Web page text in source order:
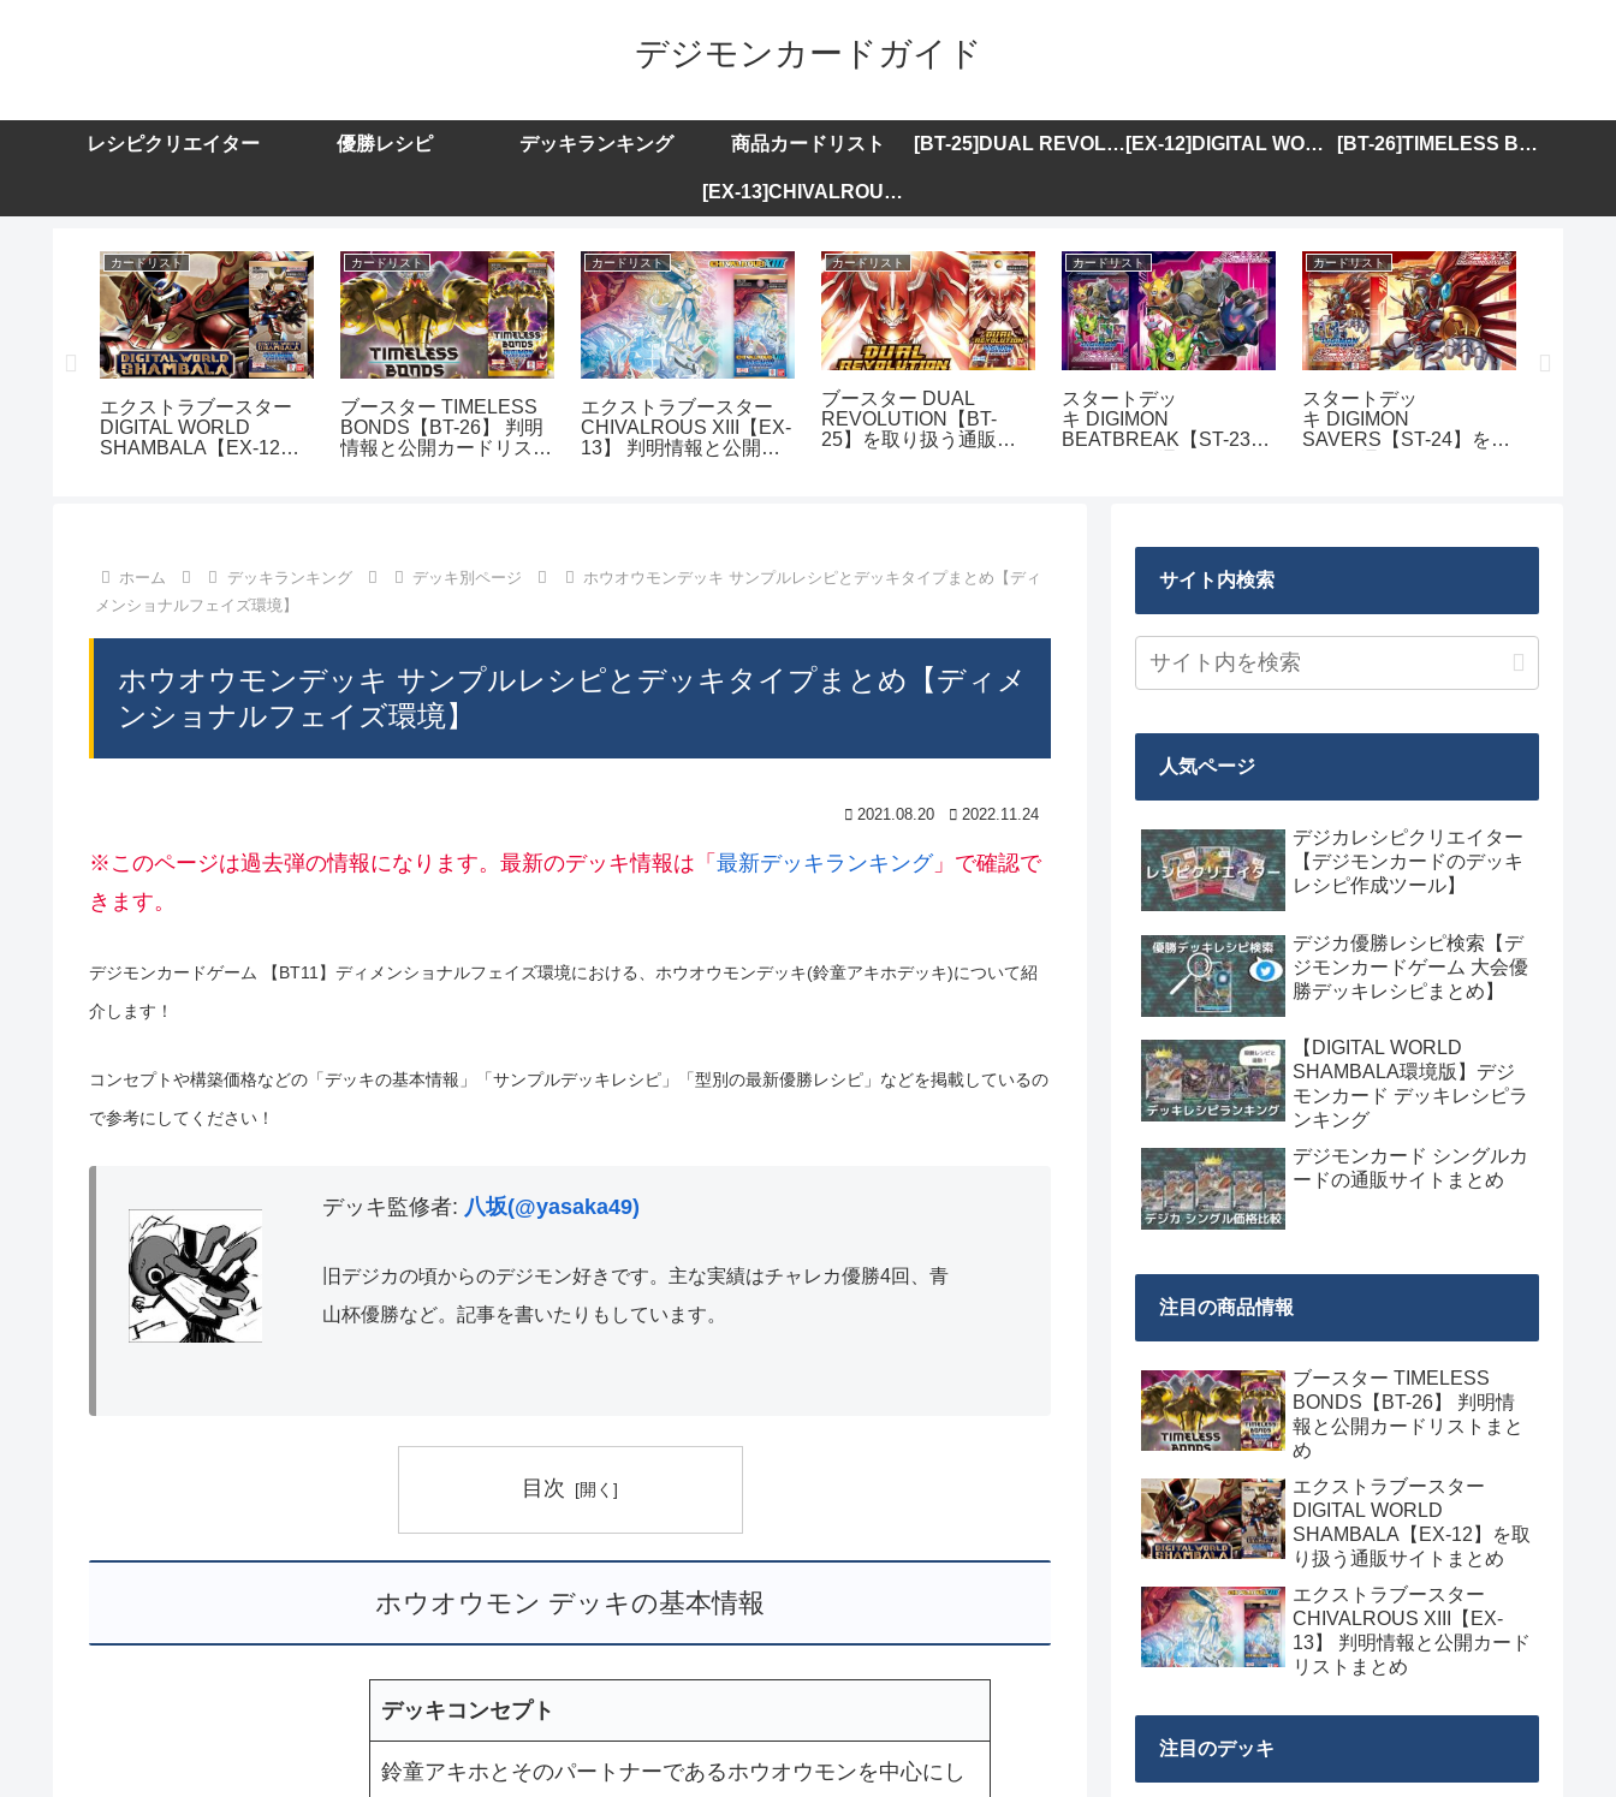
デジモンカードガイド
レシピクリエイター 優勝レシピ デッキランキング 商品カードリスト [BT-25]DUAL REVOLUTION [EX-12]DIGITAL WORLD SHAMBALA [BT-26]TIMELESS BONDS
[EX-13]CHIVALROUS XIII
カードリスト
エクストラブースター
DIGITAL WORLD
SHAMBALA【EX-12】
カードリスト
ブースター TIMELESS
BONDS【BT-26】 判明
情報と公開カードリスト
カードリスト
エクストラブースター
CHIVALROUS XIII【EX-
13】 判明情報と公開カ
カードリスト
ブースター DUAL
REVOLUTION【BT-
25】を取り扱う通販サ
カードリスト
スタートデッ
キ DIGIMON
BEATBREAK【ST-23】
カードリスト
スタートデッ
キ DIGIMON
SAVERS【ST-24】を取
ホーム デッキランキング デッキ別ページ
ホウオウモンデッキ サンプルレシピとデッキタイプまとめ【ディ
メンショナルフェイズ環境】
ホウオウモンデッキ サンプルレシピとデッキタイプまとめ【ディメ
ンショナルフェイズ環境】
2021.08.20 2022.11.24
※このページは過去弾の情報になります。最新のデッキ情報は「 最新デッキランキング」で確認で
きます。
デジモンカードゲーム 【BT11】ディメンショナルフェイズ環境における、ホウオウモンデッキ(鈴童アキホデッキ)について紹
介します！
コンセプトや構築価格などの「デッキの基本情報」「サンプルデッキレシピ」「型別の最新優勝レシピ」などを掲載しているの
で参考にしてください！
デッキ監修者: 八坂(@yasaka49)
旧デジカの頃からのデジモン好きです。主な実績はチャレカ優勝4回、青
山杯優勝など。記事を書いたりもしています。
目次
ホウオウモン デッキの基本情報
デッキコンセプト
鈴童アキホとそのパートナーであるホウオウモンを中心にし
サイト内検索
人気ページ
デジカレシピクリエイター
【デジモンカードのデッキ
レシピ作成ツール】
デジカ優勝レシピ検索【デ
ジモンカードゲーム 大会優
勝デッキレシピまとめ】
【DIGITAL WORLD
SHAMBALA環境版】デジ
モンカード デッキレシピラ
ンキング
デジモンカード シングルカ
ードの通販サイトまとめ
注目の商品情報
ブースター TIMELESS
BONDS【BT-26】 判明情
報と公開カードリストまと
め
エクストラブースター
DIGITAL WORLD
SHAMBALA【EX-12】を取
り扱う通販サイトまとめ
エクストラブースター
CHIVALROUS XIII【EX-
13】 判明情報と公開カード
リストまとめ
注目のデッキ